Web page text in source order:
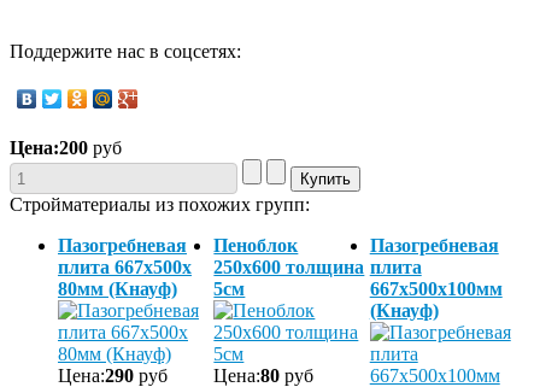
Поддержите нас в соцсетях:
Цена:200 руб
Стройматериалы из похожих групп:
Пазогребневая
плита 667х500х
80мм (Кнауф)
Цена:290 руб
Пеноблок
250х600 толщина
5см
Цена:80 руб
Пазогребневая
плита
667х500х100мм
(Кнауф)